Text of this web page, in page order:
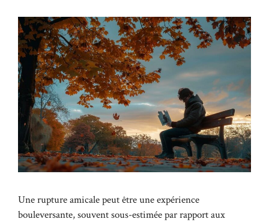
Une rupture amicale peut être une expérience
bouleversante, souvent sous-estimée par rapport aux